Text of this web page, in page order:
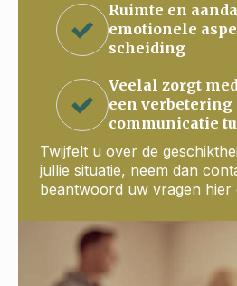
Ruimte en
emotionele
scheiding
Veelal zorgt
een verbetering
communicatie
Twijfelt u over de
jullie situatie, neem dan
beantwoord uw vragen hier